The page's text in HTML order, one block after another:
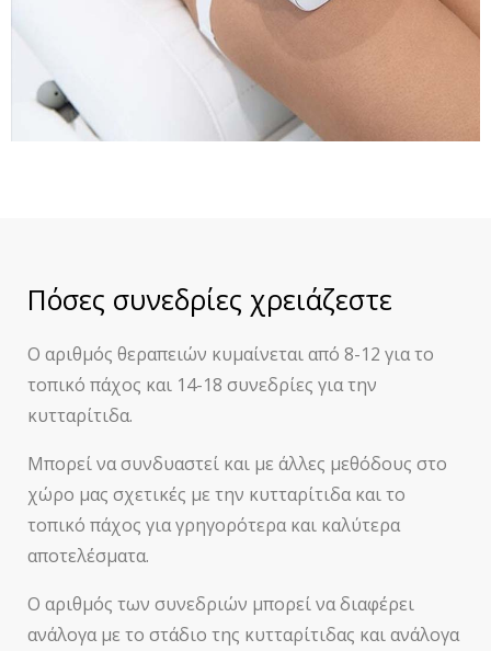
Πόσες συνεδρίες χρειάζεστε
Ο αριθμός θεραπειών κυμαίνεται από 8-12 για το
τοπικό πάχος και 14-18 συνεδρίες για την
κυτταρίτιδα.
Μπορεί να συνδυαστεί και με άλλες μεθόδους στο
χώρο μας σχετικές με την κυτταρίτιδα και το
τοπικό πάχος για γρηγορότερα και καλύτερα
αποτελέσματα.
Ο αριθμός των συνεδριών μπορεί να διαφέρει
ανάλογα με το στάδιο της κυτταρίτιδας και ανάλογα